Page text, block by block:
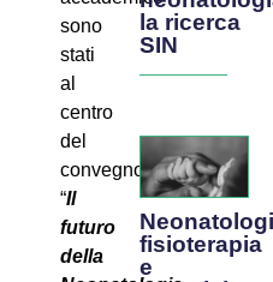
sono
stati
al
centro
del
convegno
“Il
futuro
della
la ricerca
SIN
fisioterapia
e